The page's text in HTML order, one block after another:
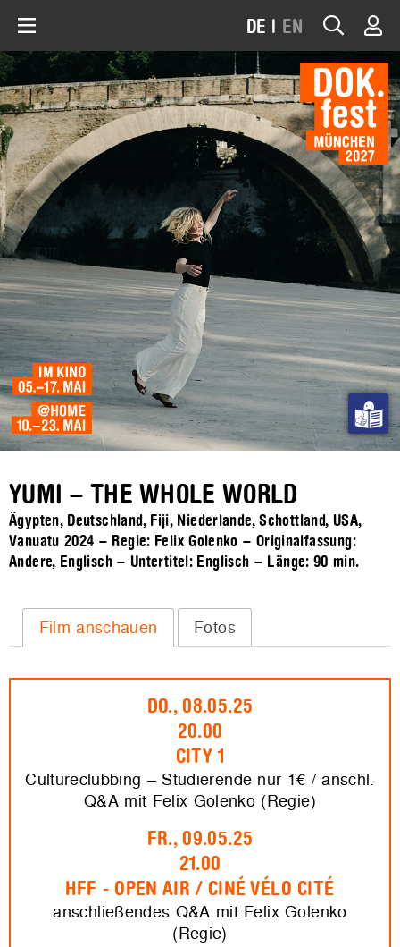
DE | EN
YUMI – THE WHOLE WORLD
Ägypten, Deutschland, Fiji, Niederlande, Schottland, USA,
Vanuatu 2024 – Regie: Felix Golenko – Originalfassung:
Andere, Englisch – Untertitel: Englisch – Länge: 90 min.
Film anschauen Fotos
DO., 08.05.25
20.00
CITY 1
Cultureclubbing – Studierende nur 1€ / anschl.
Q&A mit Felix Golenko (Regie)
FR., 09.05.25
21.00
HFF - OPEN AIR / CINÉ VÉLO CITÉ
anschließendes Q&A mit Felix Golenko
(Regie)